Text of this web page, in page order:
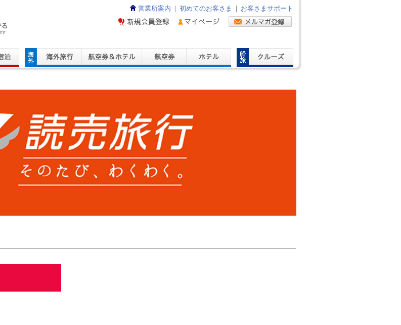
営業所案内 初めてのお客さま お客さまサポート